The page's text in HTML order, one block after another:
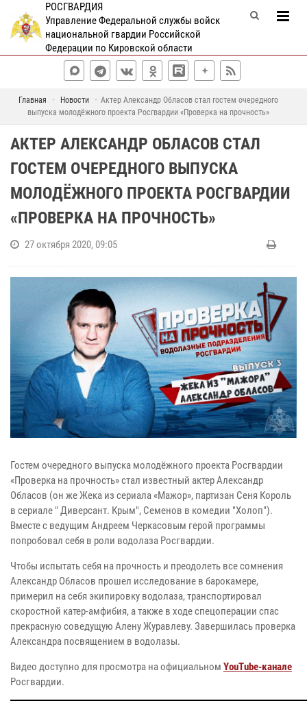
РОСГВАРДИЯ
Управление Федеральной службы войск
национальной гвардии Российской
Федерации по Кировской области
Главная Новости
Актер Александр Обласов стал гостем очередного
выпуска молодёжного проекта Росгвардии «Проверка на прочность»
АКТЕР АЛЕКСАНДР ОБЛАСОВ СТАЛ
ГОСТЕМ ОЧЕРЕДНОГО ВЫПУСКА
МОЛОДЁЖНОГО ПРОЕКТА РОСГВАРДИИ
«ПРОВЕРКА НА ПРОЧНОСТЬ»
27 октября 2020, 09:05
Гостем очередного выпуска молодёжного проекта Росгвардии
«Проверка на прочность» стал известный актер Александр
Обласов (он же Жека из сериала «Мажор», партизан Сеня Король
в сериале " Диверсант. Крым", Семенов в комедии "Холоп").
Вместе с ведущим Андреем Черкасовым герой программы
попробовал себя в роли водолаза Росгвардии.
Чтобы испытать себя на прочность и преодолеть все сомнения
Александр Обласов прошел исследование в барокамере,
примерил на себя экипировку водолаза, транспортировал
скоростной катер-амфибия, а также в ходе спецоперации спас
прекрасную соведущую Алену Журавлеву. Завершилась проверка
Александра посвящением в водолазы.
Видео доступно для просмотра на официальном YouTube-канале
Росгвардии.